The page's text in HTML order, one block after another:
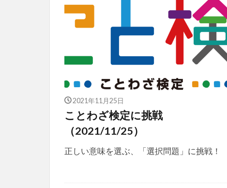
2021年11月25日
ことわざ検定に挑戦
（2021/11/25）
正しい意味を選ぶ、「選択問題」に挑戦！